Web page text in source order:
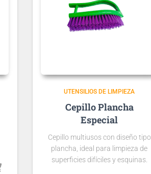
UTENSILIOS DE LIMPIEZA
Cepillo Plancha
Especial
Cepillo multiusos con diseño tipo
plancha, ideal para limpieza de
superficies difíciles y esquinas.